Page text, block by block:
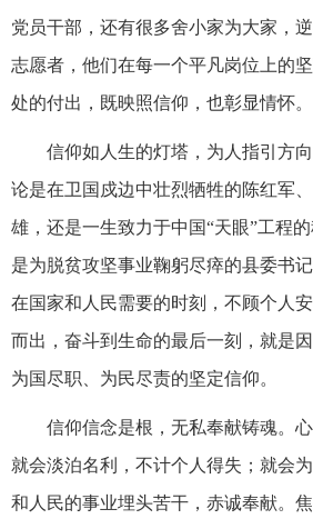
党员干部，还有很多舍小家为大家，
志愿者，他们在每一个平凡岗位上的
处的付出，既映照信仰，也彰显情怀。
信仰如人生的灯塔，为人指引方
论是在卫国戍边中壮烈牺牲的陈红军
雄，还是一生致力于中国“天眼”工程
是为脱贫攻坚事业鞠躬尽瘁的县委书
在国家和人民需要的时刻，不顾个人
而出，奋斗到生命的最后一刻，就是
为国尽职、为民尽责的坚定信仰。
信仰信念是根，无私奉献铸魂。
就会淡泊名利，不计个人得失；就会
和人民的事业埋头苦干，赤诚奉献。